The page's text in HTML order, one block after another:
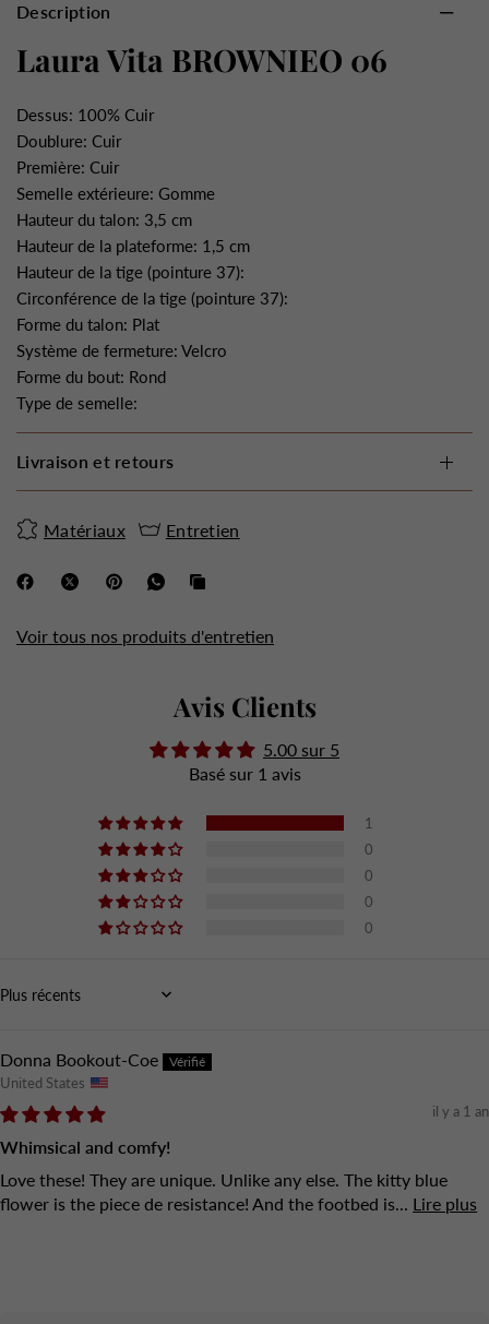
Description
Laura Vita BROWNIEO 06
Dessus: 100% Cuir
Doublure: Cuir
Première: Cuir
Semelle extérieure: Gomme
Hauteur du talon: 3,5 cm
Hauteur de la plateforme: 1,5 cm
Hauteur de la tige (pointure 37):
Circonférence de la tige (pointure 37):
Forme du talon: Plat
Système de fermeture: Velcro
Forme du bout: Rond
Type de semelle:
Livraison et retours
Matériaux Entretien
Voir tous nos produits d'entretien
Avis Clients
5.00 sur 5
Basé sur 1 avis
1
0
0
0
0
Sort by
Donna Bookout-Coe
United States
il y a 1 an
Whimsical and comfy!
Love these! They are unique. Unlike any else. The kitty blue
flower is the piece de resistance! And the footbed is... Lire plus